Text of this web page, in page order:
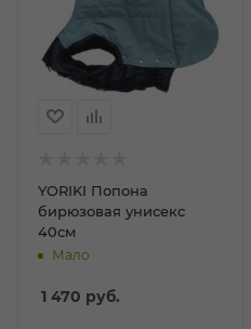
YORIKI Попона
бирюзовая унисекс
40см
Мало
1 470 руб.